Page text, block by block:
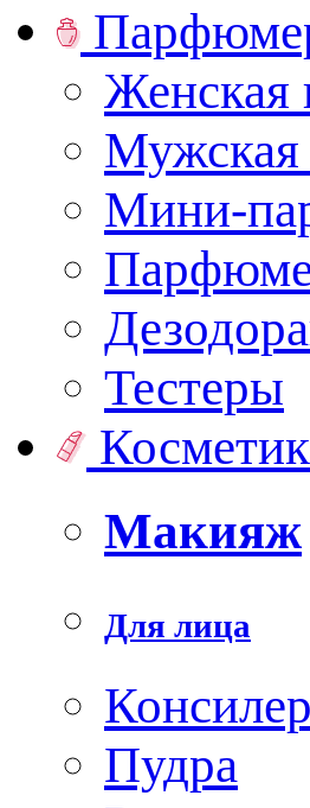
Женская
Мини-
Тестеры
Макияж
Для лица
Консилер
Пудра